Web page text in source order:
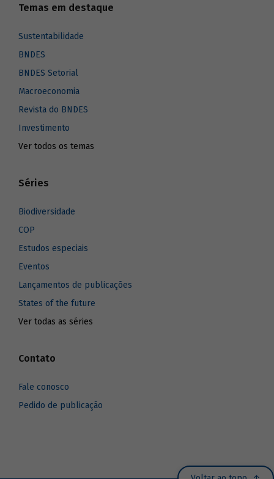
Temas em destaque
Sustentabilidade
BNDES
BNDES Setorial
Macroeconomia
Revista do BNDES
Investimento
Ver todos os temas
Séries
Biodiversidade
COP
Estudos especiais
Eventos
Lançamentos de publicações
States of the future
Ver todas as séries
Contato
Fale conosco
Pedido de publicação